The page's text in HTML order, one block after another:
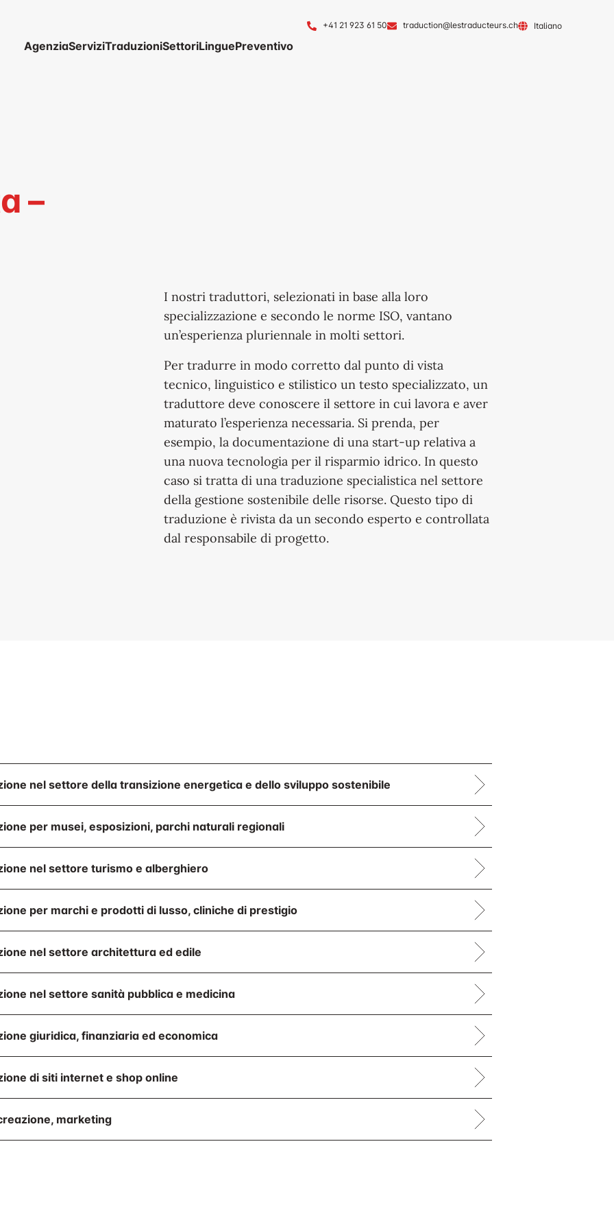
+41 21 923 61 50 traduction@lestraducteurs.ch Italiano
AgenziaServiziTraduzioniSettoriLinguePreventivo
–
I nostri traduttori, selezionati in base alla loro
specializzazione e secondo le norme ISO, vantano
un’esperienza pluriennale in molti settori.
Per tradurre in modo corretto dal punto di vista
tecnico, linguistico e stilistico un testo specializzato, un
traduttore deve conoscere il settore in cui lavora e aver
maturato l’esperienza necessaria. Si prenda, per
esempio, la documentazione di una start-up relativa a
una nuova tecnologia per il risparmio idrico. In questo
caso si tratta di una traduzione specialistica nel settore
della gestione sostenibile delle risorse. Questo tipo di
traduzione è rivista da un secondo esperto e controllata
dal responsabile di progetto.
nel settore della transizione energetica e dello sviluppo sostenibile
per musei, esposizioni, parchi naturali regionali
nel settore turismo e alberghiero
per marchi e prodotti di lusso, cliniche di prestigio
nel settore architettura ed edile
nel settore sanità pubblica e medicina
giuridica, finanziaria ed economica
di siti internet e shop online
marketing